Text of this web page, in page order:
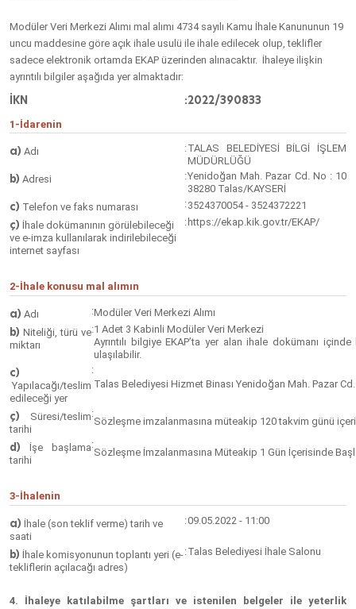
Modüler Veri Merkezi Alımı mal alımı 4734 sayılı Kamu İhale Kanununun 19
uncu maddesine göre açık ihale usulü ile ihale edilecek olup, teklifler
sadece elektronik ortamda EKAP üzerinden alınacaktır. İhaleye ilişkin
ayrıntılı bilgiler aşağıda yer almaktadır:
İKN :2022/390833
1-İdarenin
a) Adı :TALAS BELEDİYESİ BİLGİ İŞLEM
MÜDÜRLÜĞÜ
b) Adresi :Yenidoğan Mah. Pazar Cd. No : 10
38280 Talas/KAYSERİ
c) Telefon ve faks numarası :3524370054 - 3524372221
ç) İhale dokümanının görülebileceği
ve e-imza kullanılarak indirilebileceği
internet sayfası
: https://ekap.kik.gov.tr/EKAP/
2-İhale konusu mal alımın
a) Adı :Modüler Veri Merkezi Alımı
b) Niteliği, türü ve
miktarı
:1 Adet 3 Kabinli Modüler Veri Merkezi
Ayrıntılı bilgiye EKAP’ta yer alan ihale dokümanı
ulaşılabilir.
c)
Yapılacağı/teslim
edileceği yer
:
Talas Belediyesi Hizmet Binası Yenidoğan Mah. Pazar
ç) Süresi/teslim
tarihi
:
Sözleşme imzalanmasına müteakip 120 takvim günü
d) İşe başlama
tarihi
:
Sözleşme İmzalanmasına Müteakip 1 Gün İçerisinde
3-İhalenin
a) İhale (son teklif verme) tarih ve
saati
:09.05.2022 - 11:00
b) İhale komisyonunun toplantı yeri (e-
tekliflerin açılacağı adres)
:Talas Belediyesi İhale Salonu
4. İhaleye katılabilme şartları ve istenilen belgeler ile yeterlik